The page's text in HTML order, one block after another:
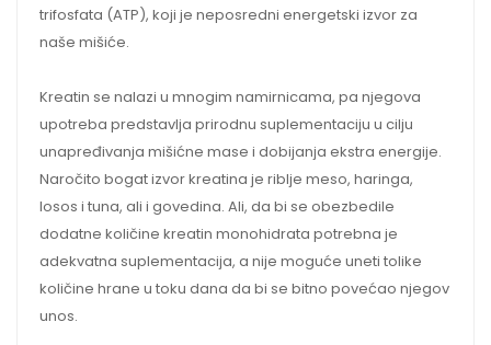
trifosfata (ATP), koji je neposredni energetski izvor za
naše mišiće.
Kreatin se nalazi u mnogim namirnicama, pa njegova
upotreba predstavlja prirodnu suplementaciju u cilju
unapređivanja mišićne mase i dobijanja ekstra energije.
Naročito bogat izvor kreatina je riblje meso, haringa,
losos i tuna, ali i govedina. Ali, da bi se obezbedile
dodatne količine kreatin monohidrata potrebna je
adekvatna suplementacija, a nije moguće uneti tolike
količine hrane u toku dana da bi se bitno povećao njegov
unos.